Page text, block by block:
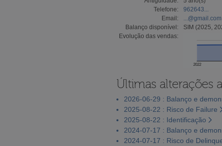
Telefone:
962643...
Email:
...@gmail.com
Balanço disponível:
SIM (2025,
Evolução das vendas:
2022
Últimas alterações
2026-06-29 : Balanço e
2025-08-22 : Risco de Failure
2025-08-22 : Identificação
2024-07-17 : Balanço e
2024-07-17 : Risco de